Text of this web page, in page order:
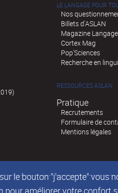
le bouton "j'accepte" vous
pour améliorer votre confort
LE LANGAGE POUR
Nos
Billets d'ASLAN
Magazine
Cortex Mag
Pop'Sciences
Recherche en
RESSOURCES ASLAN
Pratique
Recrutements
Formulaire de
Mentions légales